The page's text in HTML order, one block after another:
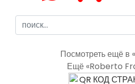
Посмотреть ещё
Ещё «Roberto